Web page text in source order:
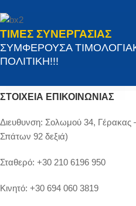
ΤΙΜΕΣ ΣΥΝΕΡΓΑΣΙΑΣ
ΣΥΜΦΕΡΟΥΣΑ
ΠΟΛΙΤΙΚΗ!!!
ΣΤΟΙΧΕΊΑ ΕΠΙΚΟΙΝΩΝΊΑΣ
Διευθυνση: Σολωμού 34, Γέρακας
Σπάτων 92 δεξιά)
Σταθερό: +30 210 6196 950
Κινητό: +30 694 060 3819